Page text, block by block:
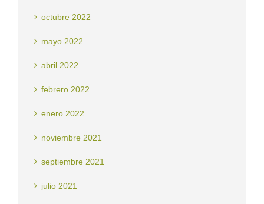
octubre 2022
mayo 2022
abril 2022
febrero 2022
enero 2022
noviembre 2021
septiembre 2021
julio 2021